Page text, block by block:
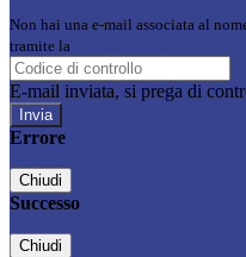
Non hai una e-mail associata al
tramite la
E-mail inviata, si prega di
Errore
Chiudi
Successo
Chiudi